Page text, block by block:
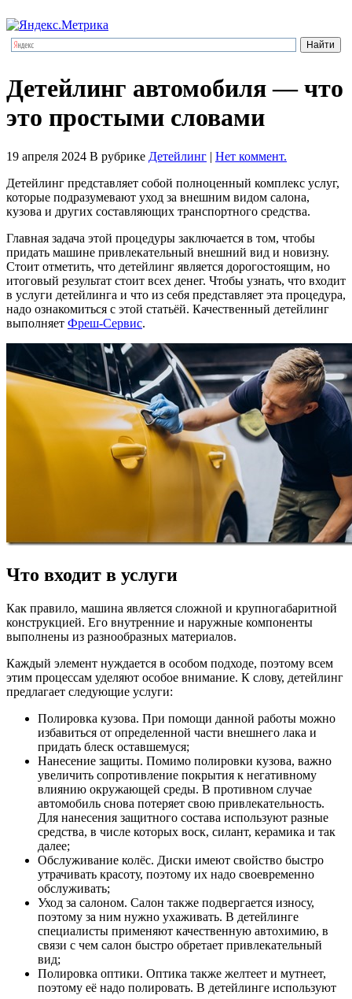
Детейлинг автомобиля — что
это простыми словами
19 апреля 2024 В рубрике Детейлинг | Нет коммент.
Детейлинг представляет собой полноценный комплекс услуг,
которые подразумевают уход за внешним видом салона,
кузова и других составляющих транспортного средства.
Главная задача этой процедуры заключается в том, чтобы
придать машине привлекательный внешний вид и новизну.
Стоит отметить, что детейлинг является дорогостоящим, но
итоговый результат стоит всех денег. Чтобы узнать, что входит
в услуги детейлинга и что из себя представляет эта процедура,
надо ознакомиться с этой статьёй. Качественный детейлинг
выполняет Фреш-Сервис.
Что входит в услуги
Как правило, машина является сложной и крупногабаритной
конструкцией. Его внутренние и наружные компоненты
выполнены из разнообразных материалов.
Каждый элемент нуждается в особом подходе, поэтому всем
этим процессам уделяют особое внимание. К слову, детейлинг
предлагает следующие услуги:
Полировка кузова. При помощи данной работы можно
избавиться от определенной части внешнего лака и
придать блеск оставшемуся;
Нанесение защиты. Помимо полировки кузова, важно
увеличить сопротивление покрытия к негативному
влиянию окружающей среды. В противном случае
автомобиль снова потеряет свою привлекательность.
Для нанесения защитного состава используют разные
средства, в числе которых воск, силант, керамика и так
далее;
Обслуживание колёс. Диски имеют свойство быстро
утрачивать красоту, поэтому их надо своевременно
обслуживать;
Уход за салоном. Салон также подвергается износу,
поэтому за ним нужно ухаживать. В детейлинге
специалисты применяют качественную автохимию, в
связи с чем салон быстро обретает привлекательный
вид;
Полировка оптики. Оптика также желтеет и мутнеет,
поэтому её надо полировать. В детейлинге используют